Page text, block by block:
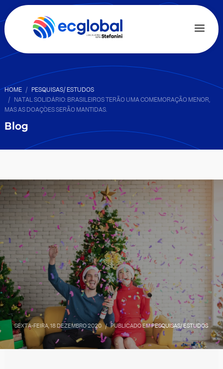
HOME
PESQUISAS/ ESTUDOS
NATAL SOLIDÁRIO: BRASILEIROS TERÃO UMA COMEMORAÇÃO MENOR,
MAS AS DOAÇÕES SERÃO MANTIDAS.
Blog
SEXTA-FEIRA, 18 DEZEMBRO 2020 / PUBLICADO EMPESQUISAS/ ESTUDOS